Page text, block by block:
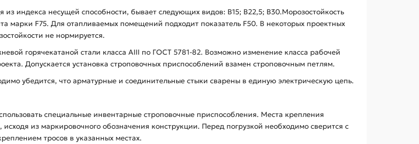
из индекса несущей способности, бывает следующих видов: В15; В22,5; В30.Морозостойкость
марки F75. Для отапливаемых помещений подходит показатель F50. В некоторых проектных
не нормируется.
горячекатаной стали класса AIII по ГОСТ 5781-82. Возможно изменение класса рабочей
Допускается установка строповочных приспособлений взамен строповочным петлям.
убедится, что арматурные и соединительные стыки сварены в единую электрическую цепь.
специальные инвентарные строповочные приспособления. Места крепления
из маркировочного обозначения конструкции. Перед погрузкой необходимо сверится с
тросов в указанных местах.